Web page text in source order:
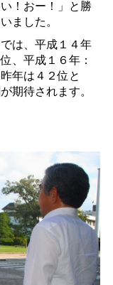
！おー！」と勝
ました。
は、平成１４年
、平成１６年：
年は４２位と
期待されます。